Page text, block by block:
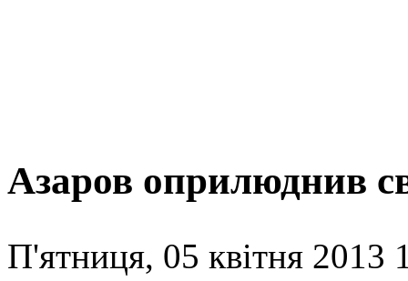
Азаров оприлюднив
П'ятниця, 05 квітня 2013